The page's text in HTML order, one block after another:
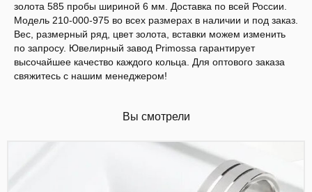
золота 585 пробы шириной 6 мм. Доставка по всей России.
Модель 210-000-975 во всех размерах в наличии и под заказ.
Вес, размерный ряд, цвет золота, вставки можем изменить
по запросу. Ювелирный завод Primossa гарантирует
высочайшее качество каждого кольца. Для оптового заказа
свяжитесь с нашим менеджером!
Вы смотрели